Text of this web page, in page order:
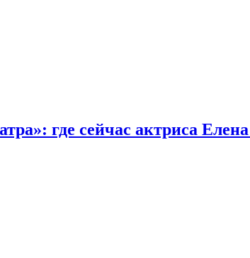
где сейчас актриса